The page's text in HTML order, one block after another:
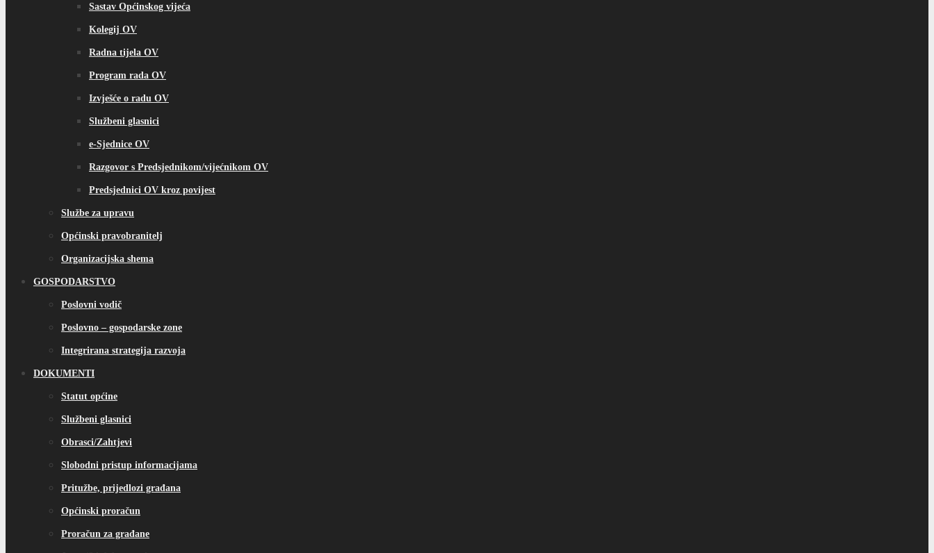
Sastav Općinskog vijeća
Kolegij OV
Radna tijela OV
Program rada OV
Izvješće o radu OV
Službeni glasnici
e-Sjednice OV
Razgovor s Predsjednikom/vijećnikom OV
Predsjednici OV kroz povijest
Službe za upravu
Općinski pravobranitelj
Organizacijska shema
GOSPODARSTVO
Poslovni vodič
Poslovno – gospodarske zone
Integrirana strategija razvoja
DOKUMENTI
Statut općine
Službeni glasnici
Obrasci/Zahtjevi
Slobodni pristup informacijama
Pritužbe, prijedlozi građana
Općinski proračun
Proračun za građane